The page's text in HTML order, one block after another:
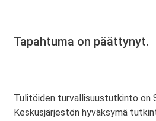
Tapahtuma on päättynyt.
Tulitöiden turvallisuustutkinto on
Keskusjärjestön hyväksymä